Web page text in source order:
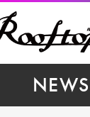
NEWS